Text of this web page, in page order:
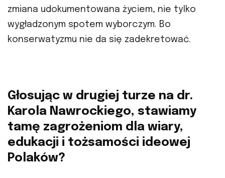
zmiana udokumentowana życiem, nie tylko
wygładzonym spotem wyborczym. Bo
konserwatyzmu nie da się zadekretować.
Głosując w drugiej turze na dr.
Karola Nawrockiego, stawiamy
tamę zagrożeniom dla wiary,
edukacji i tożsamości ideowej
Polaków?